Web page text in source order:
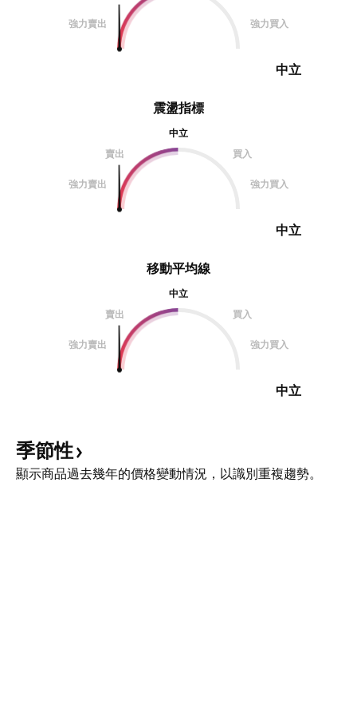
震盪指標
中立
賣出
買入
強力賣出 強力買入
中立
強力賣出 強力買入
中立
移動平均線
中立
賣出
買入
強力賣出 強力買入
中立
季節性
顯示商品過去幾年的價格變動情況，以識別重複趨勢。